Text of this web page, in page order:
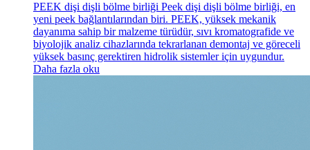
PEEK dişi dişli bölme birliği Peek dişi dişli bölme birliği, en
yeni peek bağlantılarından biri. PEEK, yüksek mekanik
dayanıma sahip bir malzeme türüdür, sıvı kromatografide ve
biyolojik analiz cihazlarında tekrarlanan demontaj ve göreceli
yüksek basınç gerektiren hidrolik sistemler için uygundur.
Daha fazla oku